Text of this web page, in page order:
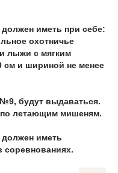
иметь при себе:
охотничье
лыжи с мягким
см и шириной не менее
будут выдаваться.
по летающим мишеням.
иметь
соревнованиях.